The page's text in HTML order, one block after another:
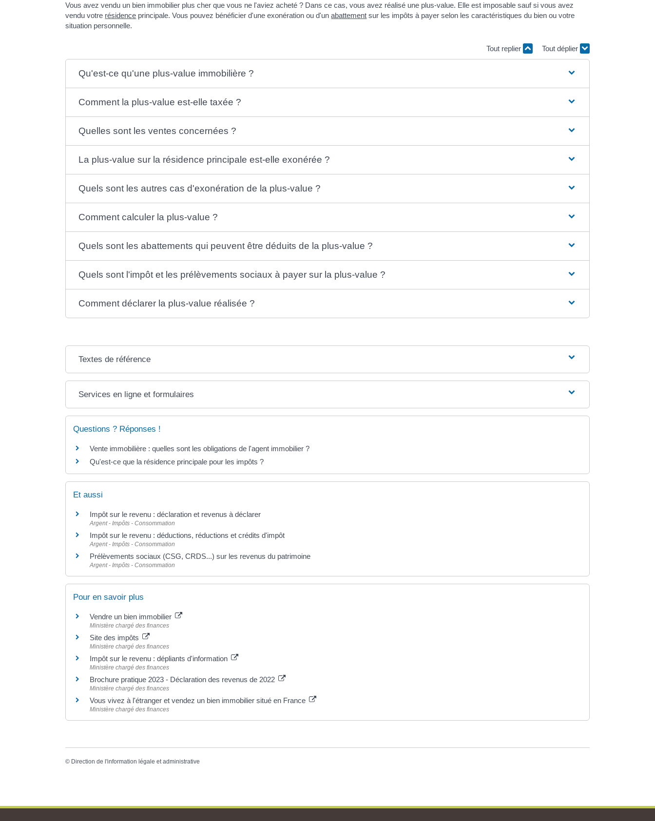
Vous avez vendu un bien immobilier plus cher que vous ne l'aviez acheté ? Dans ce cas, vous avez réalisé une plus-value. Elle est imposable sauf si vous avez
vendu votre résidence principale. Vous pouvez bénéficier d'une exonération ou d'unabattement sur les impôts à payer selon les caractéristiques du bien ou votre
situation personnelle.
Tout replier Tout déplier
Qu'est-ce qu'une plus-value immobilière ?
Comment la plus-value est-elle taxée ?
Quelles sont les ventes concernées ?
La plus-value sur la résidence principale est-elle exonérée ?
Quels sont les autres cas d'exonération de la plus-value ?
Comment calculer la plus-value ?
Quels sont les abattements qui peuvent être déduits de la plus-value ?
Quels sont l'impôt et les prélèvements sociaux à payer sur la plus-value ?
Comment déclarer la plus-value réalisée ?
Textes de référence
Services en ligne et formulaires
Questions ? Réponses !
Vente immobilière : quelles sont les obligations de l'agent immobilier ?
Qu'est-ce que la résidence principale pour les impôts ?
Et aussi
Impôt sur le revenu : déclaration et revenus à déclarer
Argent - Impôts - Consommation
Impôt sur le revenu : déductions, réductions et crédits d'impôt
Argent - Impôts - Consommation
Prélèvements sociaux (CSG, CRDS...) sur les revenus du patrimoine
Argent - Impôts - Consommation
Pour en savoir plus
Vendre un bien immobilier
Ministère chargé des finances
Site des impôts
Ministère chargé des finances
Impôt sur le revenu : dépliants d'information
Ministère chargé des finances
Brochure pratique 2023 - Déclaration des revenus de 2022
Ministère chargé des finances
Vous vivez à l'étranger et vendez un bien immobilier situé en France
Ministère chargé des finances
© Direction de l'information légale et administrative